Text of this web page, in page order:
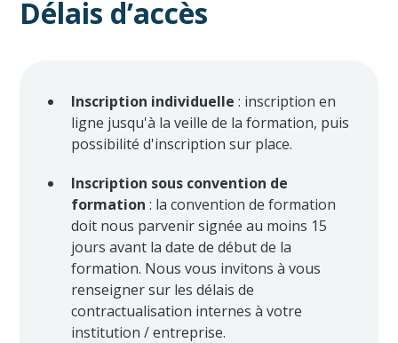
Délais d’accès
Inscription individuelle: inscription en
ligne jusqu'à la veille de la formation, puis
possibilité d'inscription sur place.
Inscription sous convention de
formation : la convention de formation
doit nous parvenir signée au moins 15
jours avant la date de début de la
formation. Nous vous invitons à vous
renseigner sur les délais de
contractualisation internes à votre
institution / entreprise.